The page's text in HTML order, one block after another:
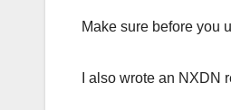
Make sure before you
I also wrote an NXDN